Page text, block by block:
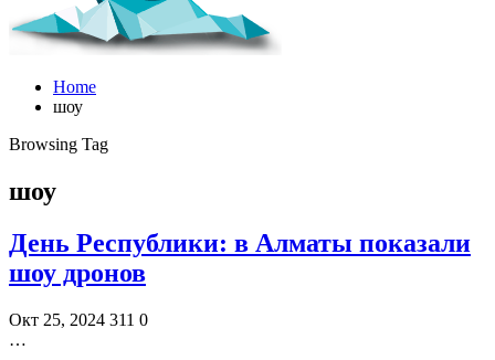
Home
шоу
Browsing Tag
шоу
День Республики: в Алматы показали
шоу дронов
Окт 25, 2024 311 0
…